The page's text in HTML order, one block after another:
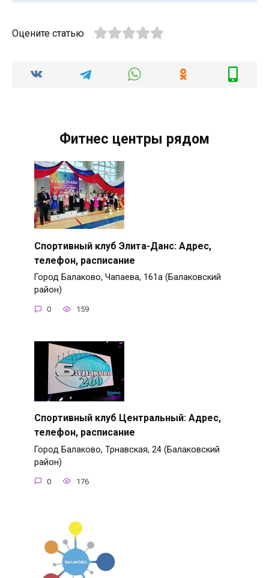
Оцените статью
Фитнес центры рядом
Спортивный клуб Элита-Данс: Адрес,
телефон, расписание
Город Балаково, Чапаева, 161а (Балаковский
район)
0 159
Спортивный клуб Центральный: Адрес,
телефон, расписание
Город Балаково, Трнавская, 24 (Балаковский
район)
0 176